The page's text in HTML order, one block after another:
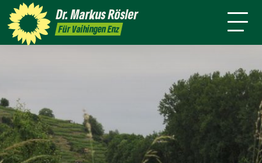
Dr. MarkusRösler
Für Vaihingen Enz
Rundmail Service Presse
Person